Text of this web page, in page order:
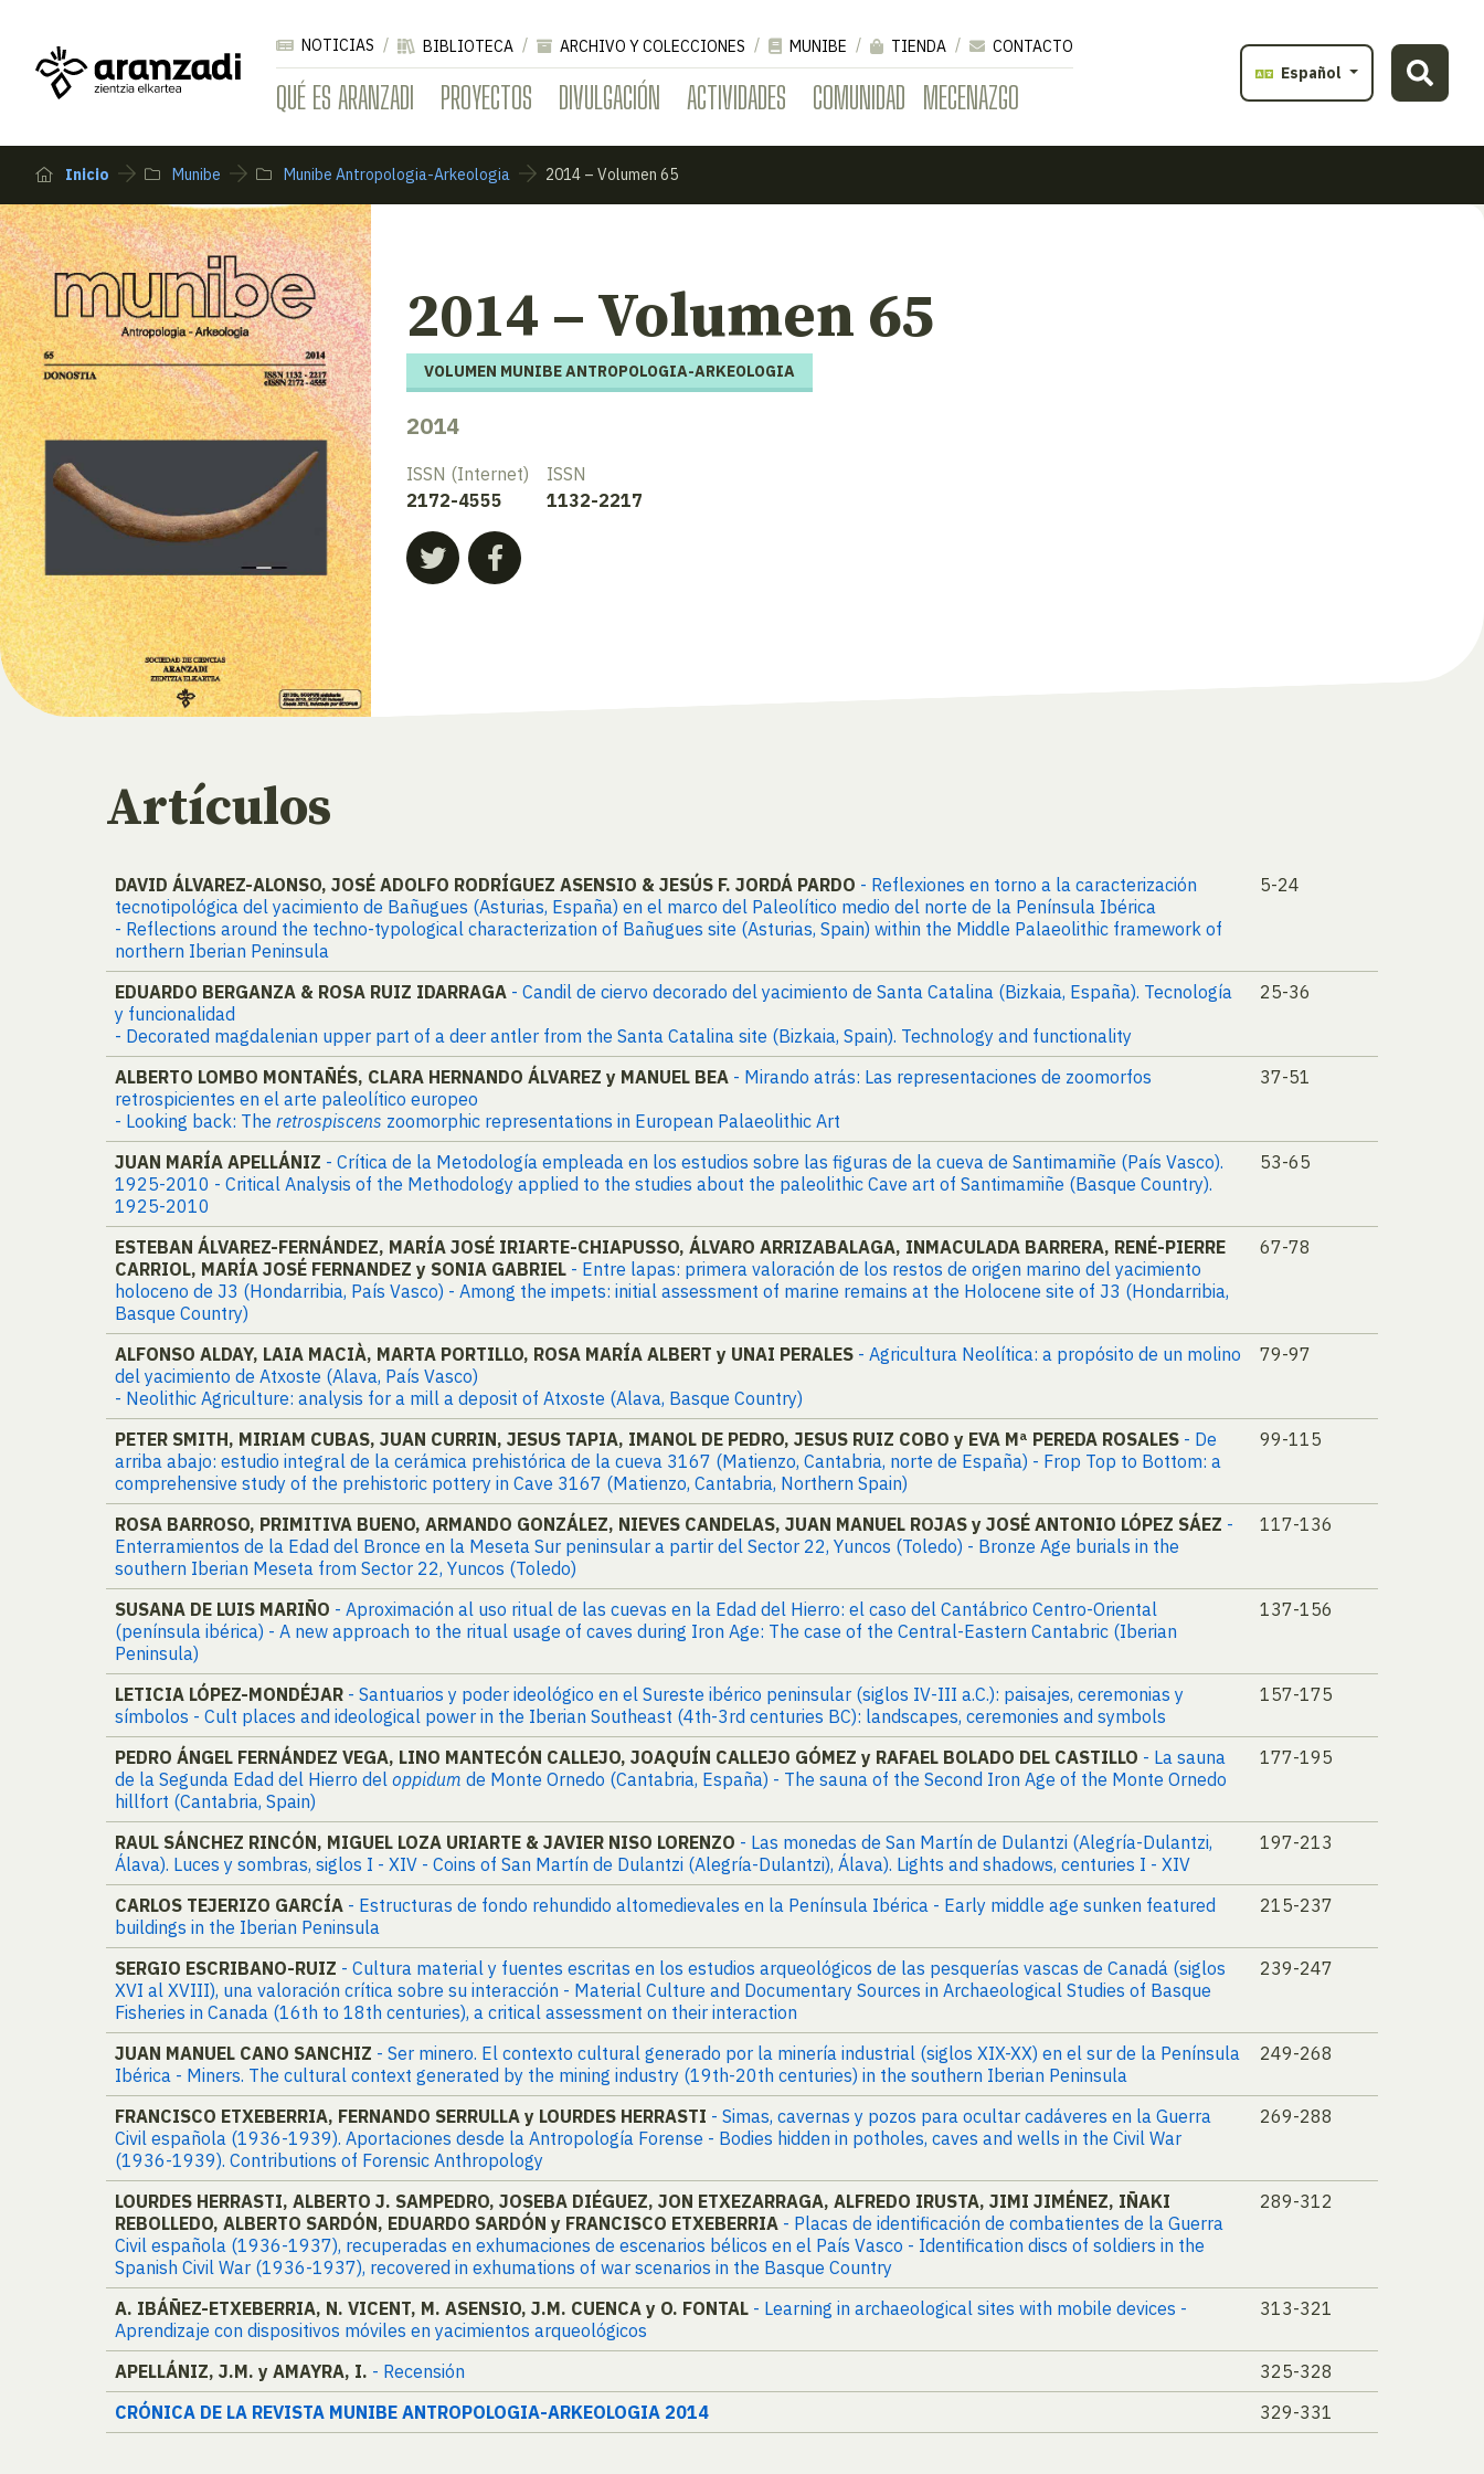
QUÉ ES ARANZADI PROYECTOS DIVULGACIÓN ACTIVIDADES COMUNIDAD MECENAZGO
NOTICIAS BIBLIOTECA ARCHIVO Y COLECCIONES MUNIBE TIENDA
CONTACTO
Español
Inicio Munibe Munibe Antropologia-Arkeologia 2014 – Volumen 65
2014 – Volumen 65
VOLUMEN MUNIBE ANTROPOLOGIA-ARKEOLOGIA
2014
ISSN (Internet)
2172-4555
ISSN
1132-2217
Artículos
DAVID ÁLVAREZ-ALONSO, JOSÉ ADOLFO RODRÍGUEZ ASENSIO & JESÚS F. JORDÁ PARDO - Reflexiones en torno a la caracterización
tecnotipológica del yacimiento de Bañugues (Asturias, España) en el marco del Paleolítico medio del norte de la Península Ibérica
- Reflections around the techno-typological characterization of Bañugues site (Asturias, Spain) within the Middle Palaeolithic framework of
northern Iberian Peninsula
5-24
EDUARDO BERGANZA & ROSA RUIZ IDARRAGA - Candil de ciervo decorado del yacimiento de Santa Catalina (Bizkaia, España). Tecnología
y funcionalidad
- Decorated magdalenian upper part of a deer antler from the Santa Catalina site (Bizkaia, Spain). Technology and functionality
25-36
ALBERTO LOMBO MONTAÑÉS, CLARA HERNANDO ÁLVAREZ y MANUEL BEA - Mirando atrás: Las representaciones de zoomorfos
retrospicientes en el arte paleolítico europeo
- Looking back: The retrospiscens zoomorphic representations in European Palaeolithic Art
37-51
JUAN MARÍA APELLÁNIZ - Crítica de la Metodología empleada en los estudios sobre las figuras de la cueva de Santimamiñe (País Vasco).
1925-2010 - Critical Analysis of the Methodology applied to the studies about the paleolithic Cave art of Santimamiñe (Basque Country).
1925-2010
53-65
ESTEBAN ÁLVAREZ-FERNÁNDEZ, MARÍA JOSÉ IRIARTE-CHIAPUSSO, ÁLVARO ARRIZABALAGA, INMACULADA BARRERA, RENÉ-PIERRE
CARRIOL, MARÍA JOSÉ FERNANDEZ y SONIA GABRIEL - Entre lapas: primera valoración de los restos de origen marino del yacimiento
holoceno de J3 (Hondarribia, País Vasco) - Among the impets: initial assessment of marine remains at the Holocene site of J3 (Hondarribia,
Basque Country)
67-78
ALFONSO ALDAY, LAIA MACIÀ, MARTA PORTILLO, ROSA MARÍA ALBERT y UNAI PERALES - Agricultura Neolítica: a propósito de un molino
del yacimiento de Atxoste (Alava, País Vasco)
- Neolithic Agriculture: analysis for a mill a deposit of Atxoste (Alava, Basque Country)
79-97
PETER SMITH, MIRIAM CUBAS, JUAN CURRIN, JESUS TAPIA, IMANOL DE PEDRO, JESUS RUIZ COBO y EVA Mª PEREDA ROSALES - De
arriba abajo: estudio integral de la cerámica prehistórica de la cueva 3167 (Matienzo, Cantabria, norte de España) - Frop Top to Bottom: a
comprehensive study of the prehistoric pottery in Cave 3167 (Matienzo, Cantabria, Northern Spain)
99-115
ROSA BARROSO, PRIMITIVA BUENO, ARMANDO GONZÁLEZ, NIEVES CANDELAS, JUAN MANUEL ROJAS y JOSÉ ANTONIO LÓPEZ SÁEZ -
Enterramientos de la Edad del Bronce en la Meseta Sur peninsular a partir del Sector 22, Yuncos (Toledo) - Bronze Age burials in the
southern Iberian Meseta from Sector 22, Yuncos (Toledo)
117-136
SUSANA DE LUIS MARIÑO - Aproximación al uso ritual de las cuevas en la Edad del Hierro: el caso del Cantábrico Centro-Oriental
(península ibérica) - A new approach to the ritual usage of caves during Iron Age: The case of the Central-Eastern Cantabric (Iberian
Peninsula)
137-156
LETICIA LÓPEZ-MONDÉJAR - Santuarios y poder ideológico en el Sureste ibérico peninsular (siglos IV-III a.C.): paisajes, ceremonias y
símbolos - Cult places and ideological power in the Iberian Southeast (4th-3rd centuries BC): landscapes, ceremonies and symbols
157-175
PEDRO ÁNGEL FERNÁNDEZ VEGA, LINO MANTECÓN CALLEJO, JOAQUÍN CALLEJO GÓMEZ y RAFAEL BOLADO DEL CASTILLO - La sauna
de la Segunda Edad del Hierro del oppidum de Monte Ornedo (Cantabria, España) - The sauna of the Second Iron Age of the Monte Ornedo
hillfort (Cantabria, Spain)
177-195
RAUL SÁNCHEZ RINCÓN, MIGUEL LOZA URIARTE & JAVIER NISO LORENZO - Las monedas de San Martín de Dulantzi (Alegría-Dulantzi,
Álava). Luces y sombras, siglos I - XIV - Coins of San Martín de Dulantzi (Alegría-Dulantzi), Álava). Lights and shadows, centuries I - XIV
197-213
CARLOS TEJERIZO GARCÍA - Estructuras de fondo rehundido altomedievales en la Península Ibérica - Early middle age sunken featured
buildings in the Iberian Peninsula
215-237
SERGIO ESCRIBANO-RUIZ - Cultura material y fuentes escritas en los estudios arqueológicos de las pesquerías vascas de Canadá (siglos
XVI al XVIII), una valoración crítica sobre su interacción - Material Culture and Documentary Sources in Archaeological Studies of Basque
Fisheries in Canada (16th to 18th centuries), a critical assessment on their interaction
239-247
JUAN MANUEL CANO SANCHIZ - Ser minero. El contexto cultural generado por la minería industrial (siglos XIX-XX) en el sur de la Península
Ibérica - Miners. The cultural context generated by the mining industry (19th-20th centuries) in the southern Iberian Peninsula
249-268
FRANCISCO ETXEBERRIA, FERNANDO SERRULLA y LOURDES HERRASTI - Simas, cavernas y pozos para ocultar cadáveres en la Guerra
Civil española (1936-1939). Aportaciones desde la Antropología Forense - Bodies hidden in potholes, caves and wells in the Civil War
(1936-1939). Contributions of Forensic Anthropology
269-288
LOURDES HERRASTI, ALBERTO J. SAMPEDRO, JOSEBA DIÉGUEZ, JON ETXEZARRAGA, ALFREDO IRUSTA, JIMI JIMÉNEZ, IÑAKI
REBOLLEDO, ALBERTO SARDÓN, EDUARDO SARDÓN y FRANCISCO ETXEBERRIA - Placas de identificación de combatientes de la Guerra
Civil española (1936-1937), recuperadas en exhumaciones de escenarios bélicos en el País Vasco - Identification discs of soldiers in the
Spanish Civil War (1936-1937), recovered in exhumations of war scenarios in the Basque Country
289-312
A. IBÁÑEZ-ETXEBERRIA, N. VICENT, M. ASENSIO, J.M. CUENCA y O. FONTAL - Learning in archaeological sites with mobile devices -
Aprendizaje con dispositivos móviles en yacimientos arqueológicos
313-321
APELLÁNIZ, J.M. y AMAYRA, I. - Recensión
325-328
CRÓNICA DE LA REVISTA MUNIBE ANTROPOLOGIA-ARKEOLOGIA 2014
329-331